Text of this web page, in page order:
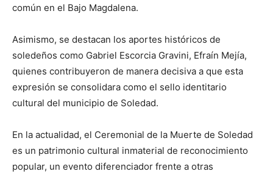
común en el Bajo Magdalena.
Asimismo, se destacan los aportes históricos de
soledeños como Gabriel Escorcia Gravini, Efraín Mejía,
quienes contribuyeron de manera decisiva a que esta
expresión se consolidara como el sello identitario
cultural del municipio de Soledad.
En la actualidad, el Ceremonial de la Muerte de Soledad
es un patrimonio cultural inmaterial de reconocimiento
popular, un evento diferenciador frente a otras